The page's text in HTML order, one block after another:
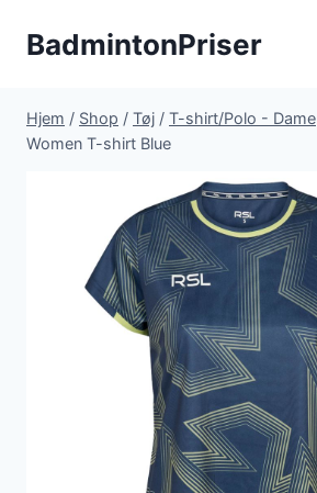
BadmintonPriser
Hjem / Shop / Tøj / T-shirt/Polo - Dame
Women T-shirt Blue